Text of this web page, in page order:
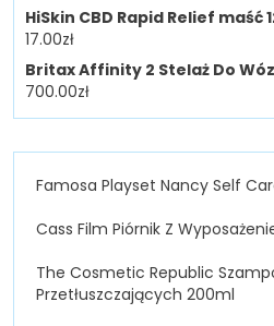
HiSkin CBD Rapid Relief maść
17.00zł
Britax Affinity 2 Stelaż Do
700.00zł
Famosa Playset Nancy Self
Cass Film Piórnik Z
The Cosmetic Republic
Przetłuszczających 200ml